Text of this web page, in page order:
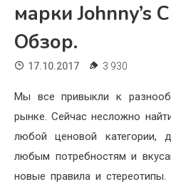
Жизнь
Хобби
Красота
Недвижимость
марки Johnny’s
Обзор.
17.10.2017 3 930
Мы все привыкли к
рынке. Сейчас несложно
любой ценовой категории,
любым потребностям и
новые правила и